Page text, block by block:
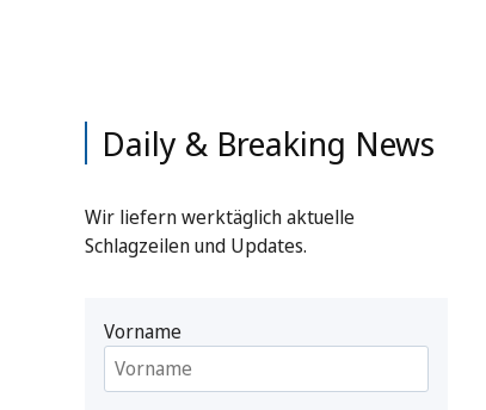
Daily & Breaking News
Wir liefern werktäglich aktuelle
Schlagzeilen und Updates.
Vorname